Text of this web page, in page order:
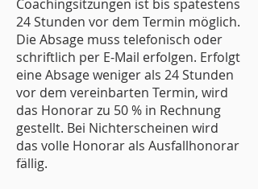
Coachingsitzungen ist bis spätestens
24 Stunden vor dem Termin möglich.
Die Absage muss telefonisch oder
schriftlich per E-Mail erfolgen. Erfolgt
eine Absage weniger als 24 Stunden
vor dem vereinbarten Termin, wird
das Honorar zu 50 % in Rechnung
gestellt. Bei Nichterscheinen wird
das volle Honorar als Ausfallhonorar
fällig.